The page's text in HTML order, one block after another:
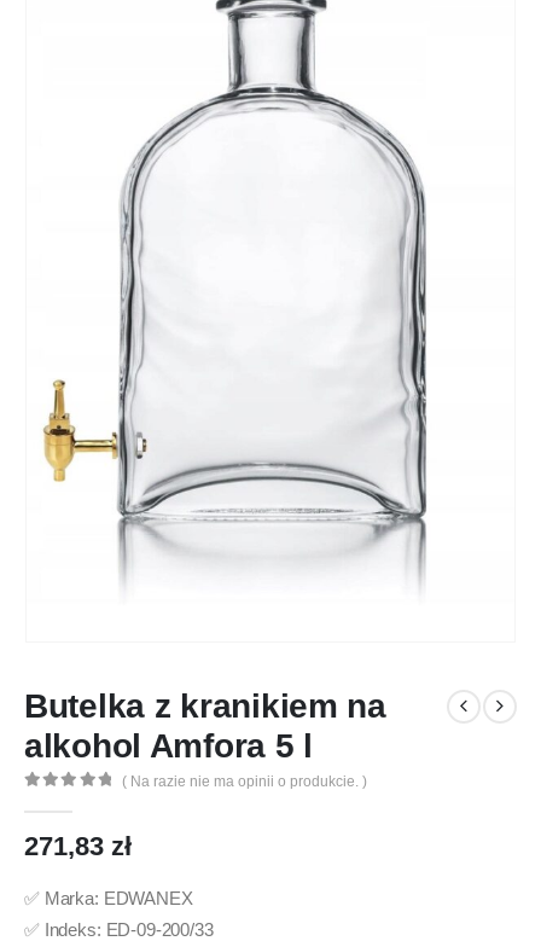
Butelka z kranikiem na
alkohol Amfora 5 l
( Na razie nie ma opinii o produkcie. )
271,83 zł
✅ Marka: EDWANEX
✅ Indeks: ED-09-200/33